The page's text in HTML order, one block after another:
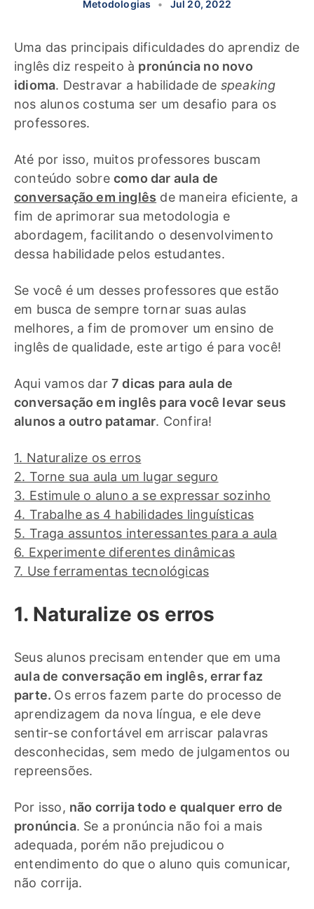
Metodologias • Jul 20, 2022
Uma das principais dificuldades do aprendiz de
inglês diz respeito à pronúncia no novo
idioma. Destravar a habilidade de speaking
nos alunos costuma ser um desafio para os
professores.
Até por isso, muitos professores buscam
conteúdo sobre como dar aula de
conversação em inglês de maneira eficiente, a
fim de aprimorar sua metodologia e
abordagem, facilitando o desenvolvimento
dessa habilidade pelos estudantes.
Se você é um desses professores que estão
em busca de sempre tornar suas aulas
melhores, a fim de promover um ensino de
inglês de qualidade, este artigo é para você!
Aqui vamos dar 7 dicas para aula de
conversação em inglês para você levar seus
alunos a outro patamar. Confira!
1. Naturalize os erros
2. Torne sua aula um lugar seguro
3. Estimule o aluno a se expressar sozinho
4. Trabalhe as 4 habilidades linguísticas
5. Traga assuntos interessantes para a aula
6. Experimente diferentes dinâmicas
7. Use ferramentas tecnológicas
1. Naturalize os erros
Seus alunos precisam entender que em uma
aula de conversação em inglês, errar faz
parte. Os erros fazem parte do processo de
aprendizagem da nova língua, e ele deve
sentir-se confortável em arriscar palavras
desconhecidas, sem medo de julgamentos ou
repreensões.
Por isso, não corrija todo e qualquer erro de
pronúncia. Se a pronúncia não foi a mais
adequada, porém não prejudicou o
entendimento do que o aluno quis comunicar,
não corrija.